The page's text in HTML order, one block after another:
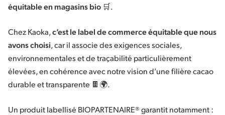
équitable en magasins bio 🛒.
Chez Kaoka,c’est le label de commerce équitable que nous
avons choisi, car il associe des exigences sociales,
environnementales et de traçabilité particulièrement
élevées, en cohérence avec notre vision d’une filière cacao
durable et transparente 🍫🌍.
Un produit labellisé BIOPARTENAIRE® garantit notamment :